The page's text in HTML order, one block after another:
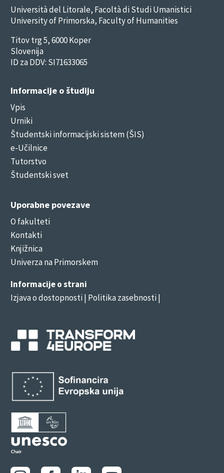
Università del Litorale, Facoltà di Studi Umanistici
University of Primorska, Faculty of Humanities
Titov trg 5, 6000 Koper
Slovenija
ID za DDV: SI71633065
Informacije o študiju
Vpis
Urniki
Študentski informacijski sistem (ŠIS)
e-Učilnice
Tutorstvo
Študentski svet
Uporabne povezave
O fakulteti
Kontakti
Knjižnica
Univerza na Primorskem
Informacije o strani
Izjava o dostopnosti| Politika zasebnosti |